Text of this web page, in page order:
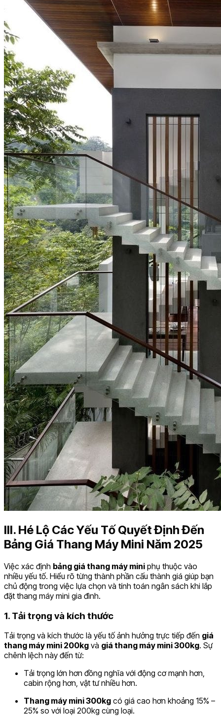
III. Hé Lộ Các Yếu Tố Quyết Định Đến
Bảng Giá Thang Máy Mini Năm 2025
Việc xác định bảng giá thang máy mini phụ thuộc vào
nhiều yếu tố. Hiểu rõ từng thành phần cấu thành giá giúp bạn
chủ động trong việc lựa chọn và tính toán ngân sách khi lắp
đặt thang máy mini gia đình.
1. Tải trọng và kích thước
Tải trọng và kích thước là yếu tố ảnh hưởng trực tiếp đến giá
thang máy mini 200kg và giá thang máy mini 300kg. Sự
chênh lệch này đến từ:
Tải trọng lớn hơn đồng nghĩa với động cơ mạnh hơn,
cabin rộng hơn, vật tư nhiều hơn.
Thang máy mini 300kg có giá cao hơn khoảng 15% –
25% so với loại 200kg cùng loại.